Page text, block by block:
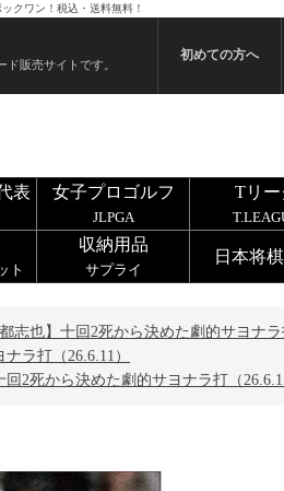
クワン！税込・送料無料！
販売サイトです。
初めての方へ
表 女子プロゴルフ
JLPGA
Tリー
ト
収納用品
サプライ
日本将
都志也】十回2死から決めた劇的サヨナラ
ラ打（26.6.11）
回2死から決めた劇的サヨナラ打（